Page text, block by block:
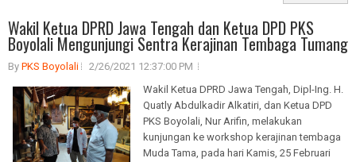
Wakil Ketua DPRD Jawa Tengah dan Ketua DPD PKS
Boyolali Mengunjungi Sentra Kerajinan Tembaga Tumang
By PKS Boyolali
2/26/2021 12:37:00 PM
Wakil Ketua DPRD Jawa Tengah, Dipl-Ing. H.
Quatly Abdulkadir Alkatiri, dan Ketua DPD
PKS Boyolali, Nur Arifin, melakukan
kunjungan ke workshop kerajinan tembaga
Muda Tama, pada hari Kamis, 25 Februari